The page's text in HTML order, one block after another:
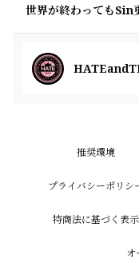
世界が終わってもSin
推奨環境
プライバシーポリシ
特商法に基づく表示
オ